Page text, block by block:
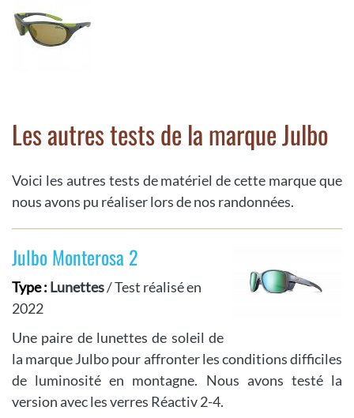
Les autres tests de la marque Julbo
Voici les autres tests de matériel de cette marque que
nous avons pu réaliser lors de nos randonnées.
Julbo Monterosa 2
Type : Lunettes/ Test réalisé en
2022
Une paire de lunettes de soleil de
la marque Julbo pour affronter les conditions difficiles
de luminosité en montagne. Nous avons testé la
version avec les verres Réactiv 2-4.